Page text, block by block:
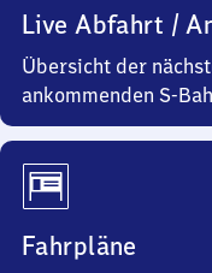
Live Abfahrt /
Übersicht der
ankommenden S-
Fahrpläne